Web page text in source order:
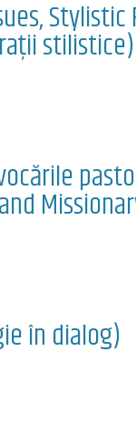
stilistice)
în dialog)